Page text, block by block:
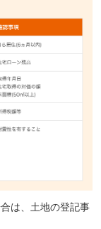
は、土地の登記事